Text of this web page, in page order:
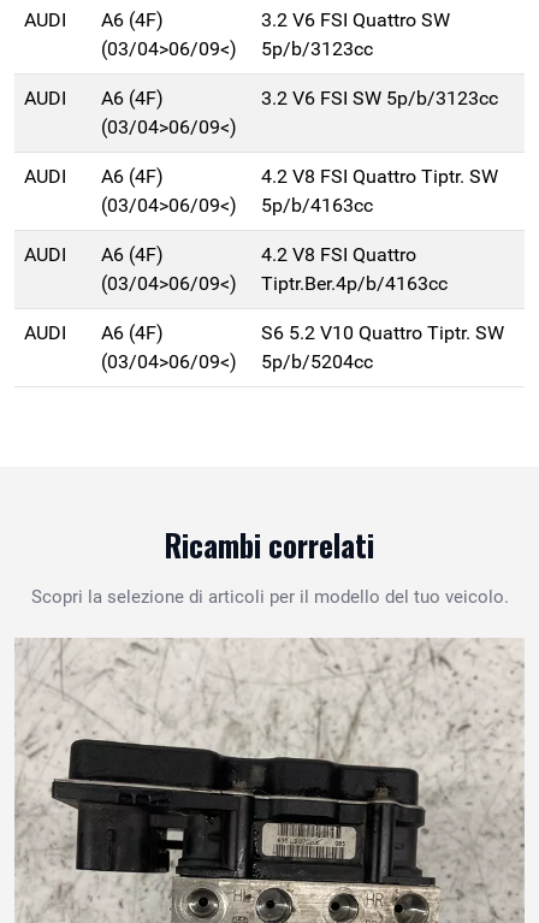
AUDI
A6 (4F)
(03/04>06/09<)
3.2 V6 FSI Quattro SW
5p/b/3123cc
AUDI
A6 (4F)
(03/04>06/09<)
3.2 V6 FSI SW 5p/b/3123cc
AUDI
A6 (4F)
(03/04>06/09<)
4.2 V8 FSI Quattro Tiptr. SW
5p/b/4163cc
AUDI
A6 (4F)
(03/04>06/09<)
4.2 V8 FSI Quattro
Tiptr.Ber.4p/b/4163cc
AUDI
A6 (4F)
(03/04>06/09<)
S6 5.2 V10 Quattro Tiptr. SW
5p/b/5204cc
Ricambi correlati
Scopri la selezione di articoli per il modello del tuo veicolo.